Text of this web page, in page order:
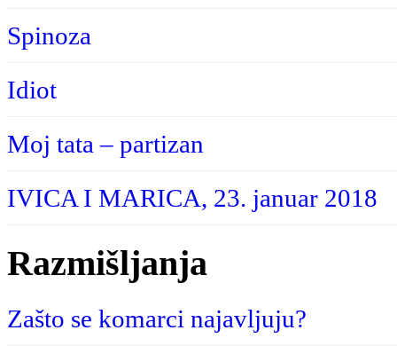
Spinoza
Idiot
Moj tata – partizan
IVICA I MARICA, 23. januar 2018
Razmišljanja
Zašto se komarci najavljuju?